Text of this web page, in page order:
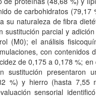
de carbohidratos
su naturaleza de fibra
sustitución parcial y
(M0); el análisis
con contenidos
de 0,175 a 0,178 %;
sustitución presentaron
%) y hierro (hasta 7,55
sensorial